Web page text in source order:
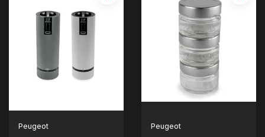
Peugeot Peugeot